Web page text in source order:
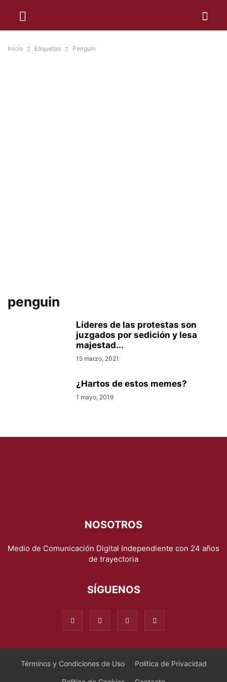
Inicio Etiquetas Penguin
penguin
Líderes de las protestas son
juzgados por sedición y lesa
majestad...
15 marzo, 2021
¿Hartos de estos memes?
1 mayo, 2019
NOSOTROS
Medio de Comunicación Digital Independiente con 24 años
de trayectoria
SÍGUENOS
Términos y Condiciones de Uso Política de Privacidad